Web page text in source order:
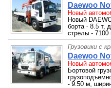
Daewoo
Новый
Новый
борта - 8.5 т,
стрелы - 7100
Грузовики с
Daewoo
Новый
Бортовой
- 9.50 м,